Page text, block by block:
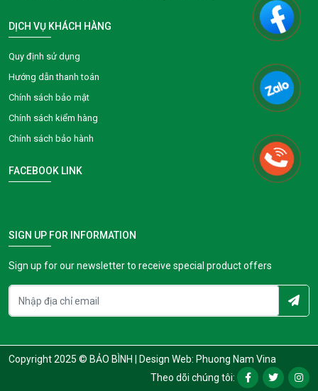
DỊCH VỤ KHÁCH HÀNG
Quy định sử dụng
Hướng dẫn thanh toán
Chính sách bảo mật
Chính sách kiểm hàng
Chính sách bảo hành
FACEBOOK LINK
SIGN UP FOR INFORMATION
Sign up for our newsletter to receive special product offers
Copyright 2025 © BẢO BÌNH |
Design Web: Phuong Nam Vina
Theo dõi chúng tôi: